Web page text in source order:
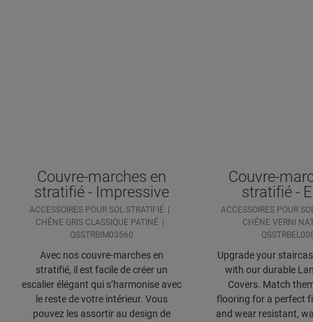
Couvre-marches en
stratifié - Impressive
ACCESSOIRES POUR SOL STRATIFIÉ
CHÊNE GRIS CLASSIQUE PATINÉ
QSSTRBIM03560
Avec nos couvre-marches en
stratifié, il est facile de créer un
escalier élégant qui s’harmonise avec
le reste de votre intérieur. Vous
pouvez les assortir au design de
Couvre-
stratifié -
ACCESSOIRES POUR
CHÊNE VERNI
Upgrade your
with our durable
Covers. Match
flooring for a perfect
and wear resistant,